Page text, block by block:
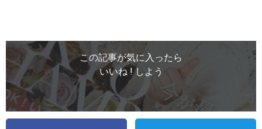
この記事が気に入ったら
いいね ! しよう